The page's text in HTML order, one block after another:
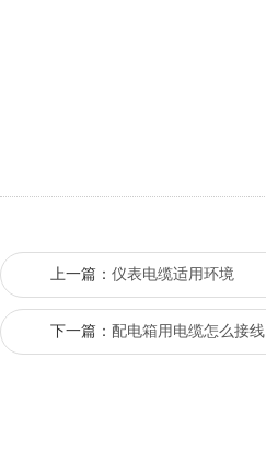
上一篇： 仪表电缆适用环境
下一篇： 配电箱用电缆怎么接线